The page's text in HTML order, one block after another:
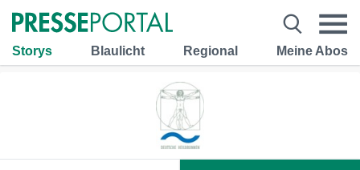
Storys Blaulicht Regional Meine Abos